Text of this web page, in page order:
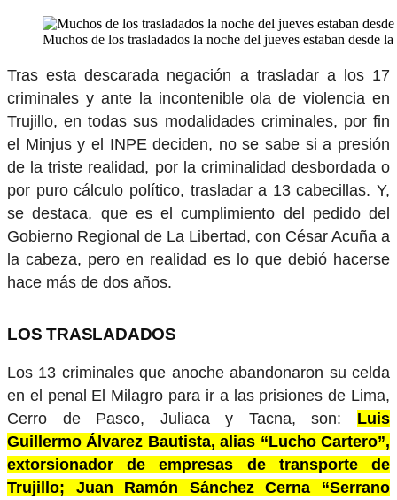
Muchos de los trasladados la noche del jueves estaban desde
Tras esta descarada negación a trasladar a los 17
criminales y ante la incontenible ola de violencia en
Trujillo, en todas sus modalidades criminales, por fin
el Minjus y el INPE deciden, no se sabe si a presión
de la triste realidad, por la criminalidad desbordada o
por puro cálculo político, trasladar a 13 cabecillas. Y,
se destaca, que es el cumplimiento del pedido del
Gobierno Regional de La Libertad, con César Acuña a
la cabeza, pero en realidad es lo que debió hacerse
hace más de dos años.
LOS TRASLADADOS
Los 13 criminales que anoche abandonaron su celda
en el penal El Milagro para ir a las prisiones de Lima,
Cerro de Pasco, Juliaca y Tacna, son: Luis
Guillermo Álvarez Bautista, alias “Lucho Cartero”,
extorsionador de empresas de transporte de
Trujillo; Juan Ramón Sánchez Cerna “Serrano